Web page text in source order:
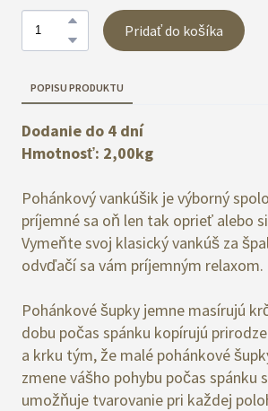
Pridať do košíka
POPISU PRODUKTU
Dodanie do 4 dní
Hmotnosť: 2,00kg
Pohánkový vankúšik je výborný
príjemné sa oň len tak oprieť alebo
Vymeňte svoj klasický vankúš za
odvďačí sa vám príjemným relaxom.
Pohánkové šupky jemne masírujú
dobu počas spánku kopírujú
a krku tým, že malé pohánkové
zmene vášho pohybu počas spánku
umožňuje tvarovanie pri každej